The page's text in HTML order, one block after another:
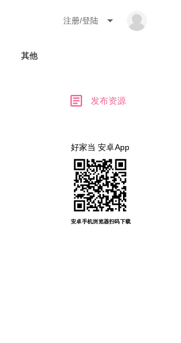
注册/登陆 arrow_drop_down
其他
article 发布资源
好家当 安卓App
安卓手机浏览器扫码下载